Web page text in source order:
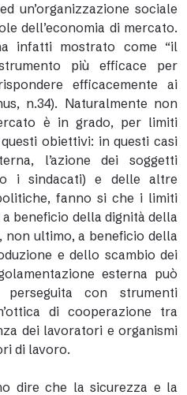
un’organizzazione sociale
dell’economia di mercato.
infatti mostrato come “il
più efficace per
efficacemente ai
n.34). Naturalmente non
è in grado, per limiti
obiettivi: in questi casi
l’azione dei soggetti
i sindacati) e delle altre
fanno si che i limiti
beneficio della dignità della
non ultimo, a beneficio della
e dello scambio dei
esterna può
perseguita con strumenti
di cooperazione tra
dei lavoratori e organismi
di lavoro.
che la sicurezza e la